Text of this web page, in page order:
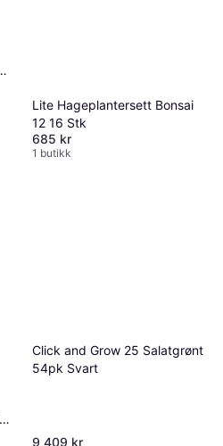
Lite Hageplantersett Bonsai
12 16 Stk
685 kr
1 butikk
Click and Grow 25 Salatgrønt
54pk Svart
9 409 kr